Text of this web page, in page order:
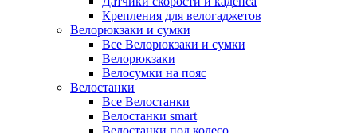
Крепления для велогаджетов
Велорюкзаки и сумки
Все Велорюкзаки и сумки
Велорюкзаки
Велосумки на пояс
Велостанки
Все Велостанки
Велостанки smart
Велостанки под колесо